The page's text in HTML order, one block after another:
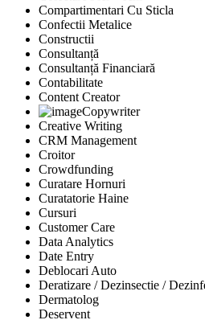
Compartimentari Cu Sticla
Confectii Metalice
Constructii
Consultanță
Consultanță Financiară
Contabilitate
Content Creator
Copywriter
Creative Writing
CRM Management
Croitor
Crowdfunding
Curatare Hornuri
Curatatorie Haine
Cursuri
Customer Care
Data Analytics
Date Entry
Deblocari Auto
Deratizare / Dezinsectie /
Dermatolog
Deservent